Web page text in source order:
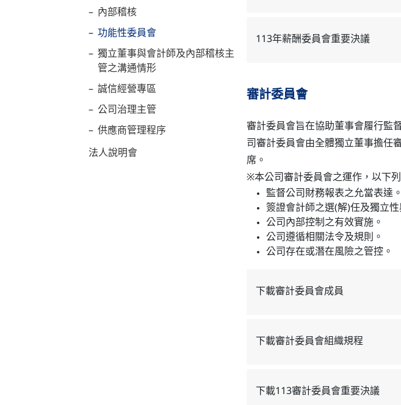
內部稽核
功能性委員會
獨立董事與會計師及內部稽核主
管之溝通情形
誠信經營專區
公司治理主管
供應商管理程序
法人說明會
113年薪酬委員會重要決議
審計委員會
審計委員會旨在協助董事會履行監
司審計委員會由全體獨立董事擔任
席。
※本公司審計委員會之運作，以下
監督公司財務報表之允當表達。
簽證會計師之選(解)任及獨立性
公司內部控制之有效實施。
公司遵循相關法令及規則。
公司存在或潛在風險之管控。
下載審計委員會成員
下載審計委員會組織規程
下載113審計委員會重要決議